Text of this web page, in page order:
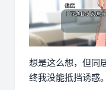
想是这么想，但同
终我没能抵挡诱惑。